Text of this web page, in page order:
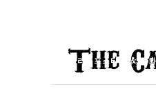
라이프스타일 & 문화